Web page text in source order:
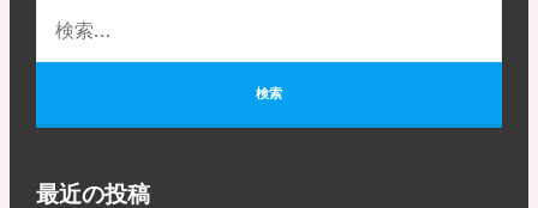
最近の投稿